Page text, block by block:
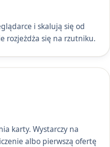
i skalują się od
rozjeżdża się na rzutniku.
karty. Wystarczy na
albo pierwszą ofertę